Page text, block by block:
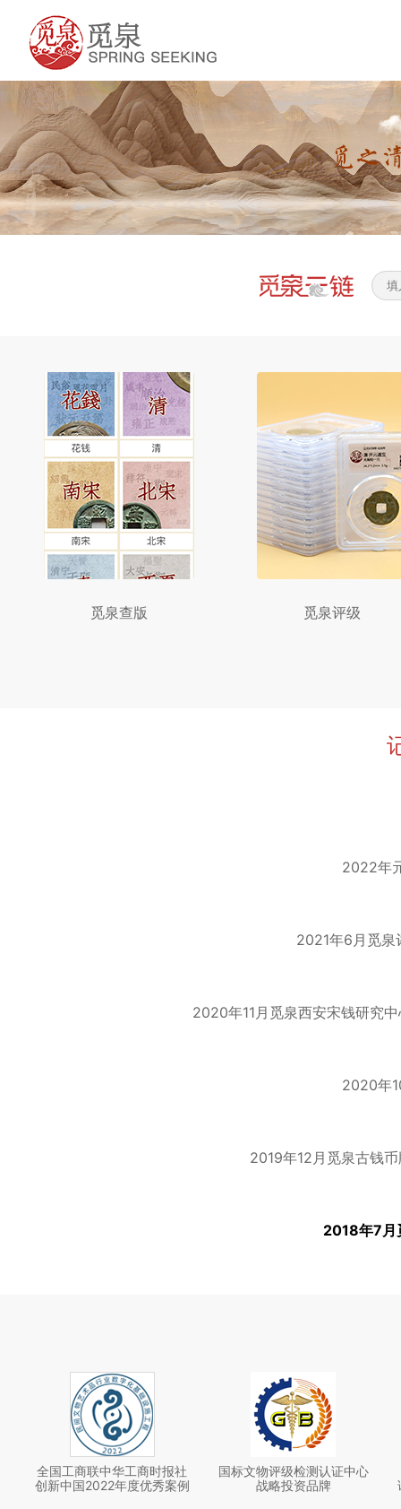
觅泉查版 觅泉评级
2022年
2021年6月觅泉
2020年11月觅泉西安宋钱研究
2020年
2019年12月觅泉古钱
2018年7月
全国工商联中华工商时报社
创新中国2022年度优秀案例
国标文物评级检测认证中心
战略投资品牌